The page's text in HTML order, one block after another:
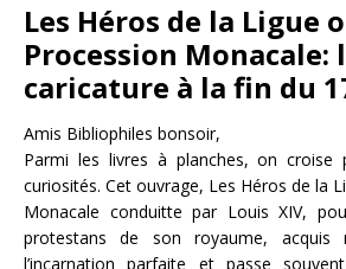
Les Héros de la Ligue
Procession Monacale:
caricature à la fin du
Amis Bibliophiles bonsoir,
Parmi les livres à planches, on croise
curiosités. Cet ouvrage, Les Héros de la
Monacale conduitte par Louis XIV,
protestans de son royaume, acquis
l’incarnation parfaite et passe